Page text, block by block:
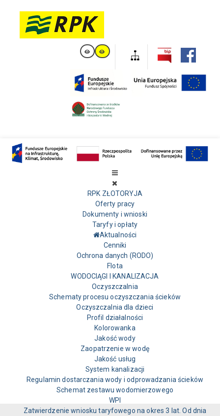
RPK ZŁOTORYJA
Oferty pracy
Dokumenty i wnioski
Taryfy i opłaty
Aktualności
Cenniki
Ochrona danych (RODO)
Flota
WODOCIĄGI I KANALIZACJA
Oczyszczalnia
Schematy procesu oczyszczania ścieków
Oczyszczalnia dla dzieci
Profil działalności
Kolorowanka
Jakość wody
Zaopatrzenie w wodę
Jakość usług
System kanalizacji
Regulamin dostarczania wody i odprowadzania ścieków
Schemat zestawu wodomierzowego
WPI
Zatwierdzenie wniosku taryfowego na okres 3 lat. Od dnia